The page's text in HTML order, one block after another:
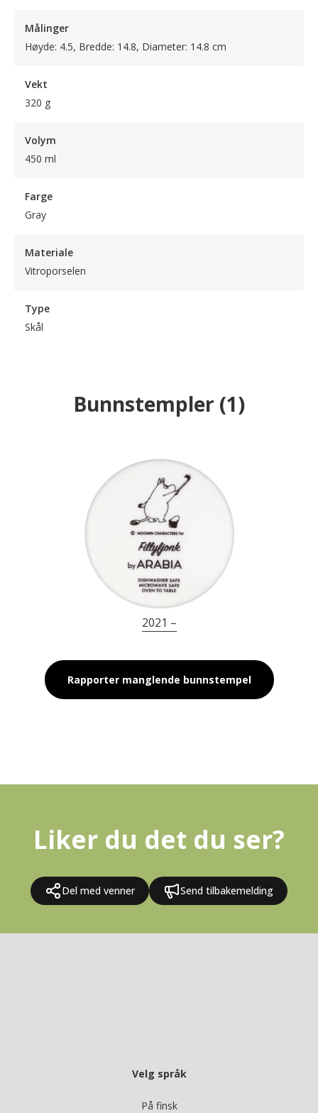
Målinger
Høyde: 4.5, Bredde: 14.8, Diameter: 14.8 cm
Vekt
320 g
Volym
450 ml
Farge
Gray
Materiale
Vitroporselen
Type
Skål
Bunnstempler (1)
2021 –
Rapporter manglende bunnstempel
Liker du det du ser?
Del med venner Send tilbakemelding
Velg språk
På finsk